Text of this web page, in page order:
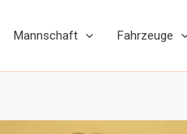
Mannschaft Fahrzeuge